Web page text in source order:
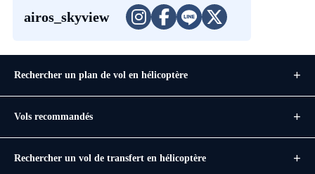
airos_skyview
Rechercher un plan de vol en hélicoptère
Vols recommandés
Rechercher un vol de transfert en hélicoptère